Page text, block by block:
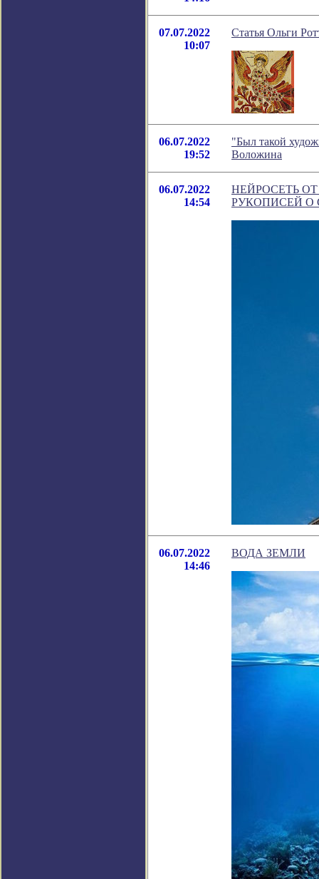
07.07.2022
10:07
Статья Ольги
06.07.2022
19:52
"Был такой
Воложина
06.07.2022
14:54
НЕЙРОСЕТЬ
РУКОПИСЕЙ О
06.07.2022
14:46
ВОДА ЗЕМЛИ